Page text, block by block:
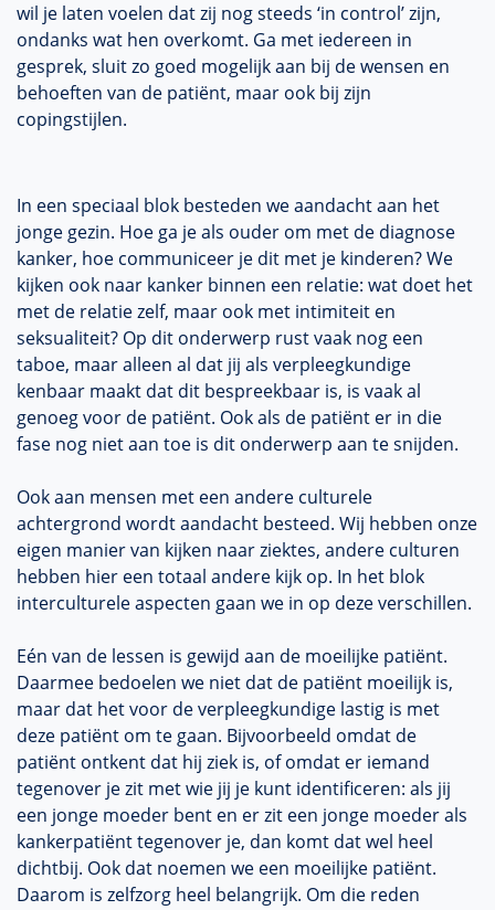
wil je laten voelen dat zij nog steeds ‘in control’ zijn,
ondanks wat hen overkomt. Ga met iedereen in
gesprek, sluit zo goed mogelijk aan bij de wensen en
behoeften van de patiënt, maar ook bij zijn
copingstijlen.
In een speciaal blok besteden we aandacht aan het
jonge gezin. Hoe ga je als ouder om met de diagnose
kanker, hoe communiceer je dit met je kinderen? We
kijken ook naar kanker binnen een relatie: wat doet het
met de relatie zelf, maar ook met intimiteit en
seksualiteit? Op dit onderwerp rust vaak nog een
taboe, maar alleen al dat jij als verpleegkundige
kenbaar maakt dat dit bespreekbaar is, is vaak al
genoeg voor de patiënt. Ook als de patiënt er in die
fase nog niet aan toe is dit onderwerp aan te snijden.
Ook aan mensen met een andere culturele
achtergrond wordt aandacht besteed. Wij hebben onze
eigen manier van kijken naar ziektes, andere culturen
hebben hier een totaal andere kijk op. In het blok
interculturele aspecten gaan we in op deze verschillen.
Eén van de lessen is gewijd aan de moeilijke patiënt.
Daarmee bedoelen we niet dat de patiënt moeilijk is,
maar dat het voor de verpleegkundige lastig is met
deze patiënt om te gaan. Bijvoorbeeld omdat de
patiënt ontkent dat hij ziek is, of omdat er iemand
tegenover je zit met wie jij je kunt identificeren: als jij
een jonge moeder bent en er zit een jonge moeder als
kankerpatiënt tegenover je, dan komt dat wel heel
dichtbij. Ook dat noemen we een moeilijke patiënt.
Daarom is zelfzorg heel belangrijk. Om die reden